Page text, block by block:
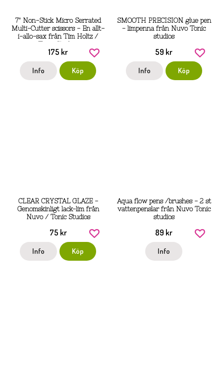
7" Non-Stick Micro Serrated
Multi-Cutter scissors - En allt-
i-allo-sax från Tim Holtz /
175 kr
Info Köp
SMOOTH PRECISION glue pen
- limpenna från Nuvo Tonic
studios
59 kr
Info Köp
CLEAR CRYSTAL GLAZE -
Genomskinligt lack-lim från
Nuvo / Tonic Studios
75 kr
Info Köp
Aqua flow pens /brushes - 2 st
vattenpenslar från Nuvo Tonic
studios
89 kr
Info